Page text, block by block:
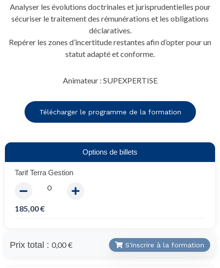
Analyser les évolutions doctrinales et jurisprudentielles pour
sécuriser le traitement des rémunérations et les obligations
déclaratives.
Repérer les zones d’incertitude restantes afin d’opter pour un
statut adapté et conforme.
Animateur : SUPEXPERTISE
Télécharger le programme de la formation
Options de billets
Tarif Terra Gestion
185,00€
Prix total : 0,00 € S'inscrire à la formation